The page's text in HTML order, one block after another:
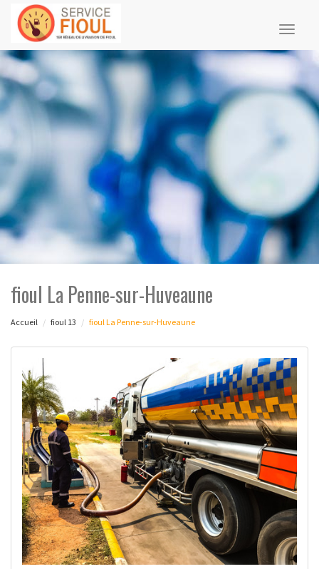
fioul La Penne-sur-Huveaune
Accueil fioul 13 fioul La Penne-sur-Huveaune